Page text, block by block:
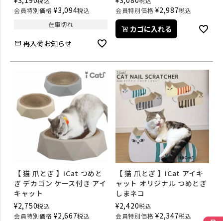
会員特別価格 ¥3,094税込
在庫切れ
再入荷お知らせ
会員特別価格 ¥2,987税込
カゴに入れる
【 猫 爪とぎ 】iCat つめと
ぎ デカゴン ケース付き アイ
キャット
¥2,750税込
会員特別価格 ¥2,667税込
【 猫 爪とぎ 】iCat アイキ
ャット オリジナル つめとぎ
しまネコ
¥2,420税込
会員特別価格 ¥2,347税込